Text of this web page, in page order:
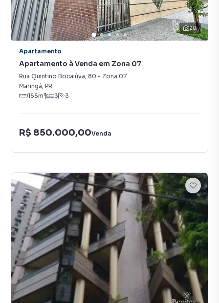
20
Apartamento
Apartamento à Venda em Zona 07
Rua Quintino Bocaiúva, 80 - Zona 07
Maringá, PR
155m² 3 3
R$ 850.000,00Venda